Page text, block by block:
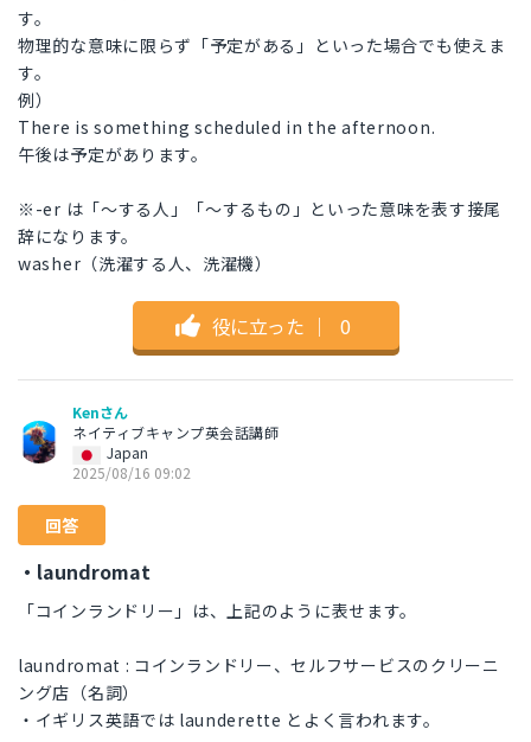
す。
物理的な意味に限らず「予定がある」といった場合でも使えま
す。
例）
There is something scheduled in the afternoon.
午後は予定があります。
※-er は「〜する人」「〜するもの」といった意味を表す接尾
辞になります。
washer（洗濯する人、洗濯機）
役に立った ｜ 0
Kenさん
ネイティブキャンプ英会話講師
Japan
2025/08/16 09:02
回答
・laundromat
「コインランドリー」は、上記のように表せます。
laundromat : コインランドリー、セルフサービスのクリーニ
ング店（名詞）
・イギリス英語では launderette とよく言われます。